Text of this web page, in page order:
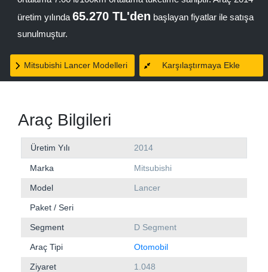
üretim yılında 65.270 TL'den başlayan fiyatlar ile satışa
sunulmuştur.
Mitsubishi Lancer Modelleri Karşılaştırmaya Ekle
Araç Bilgileri
Üretim Yılı 2014
Marka Mitsubishi
Model Lancer
Paket / Seri
Segment D Segment
Araç Tipi Otomobil
Ziyaret 1.048